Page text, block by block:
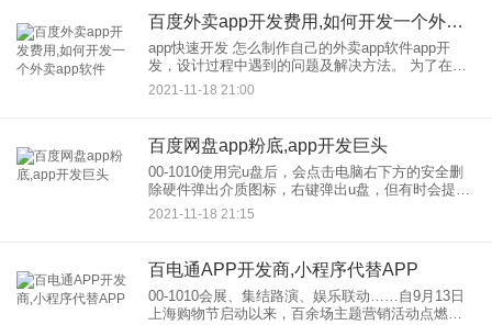
百度外卖app开发费用,如何开发一个外卖app软件
app快速开发 怎么制作自己的外卖app软件app开
发，设计过程中遇到的问题及解决方法。 为了在开
发，快速生产出稳定易用的APP，要求程序员熟悉
APP的应用开发环境、开发工具和函数库；要敢于
2021-11-18 21:00
百度网盘app粉底,app开发巨头
00-1010使用完u盘后，会点击电脑右下方的安全删
除硬件弹出介质图标，右键弹出u盘，但有时会提示
现在无法停止通用卷设备。请稍后停止设备。很多
朋友因为赶时间，直接把u盘从电脑里拔出来。虽然
2021-11-18 21:15
百电通APP开发商,小程序代替APP
00-1010会展、集结路演、娱乐联动……自9月13日
上海购物节启动以来，百余场主题营销活动点燃了